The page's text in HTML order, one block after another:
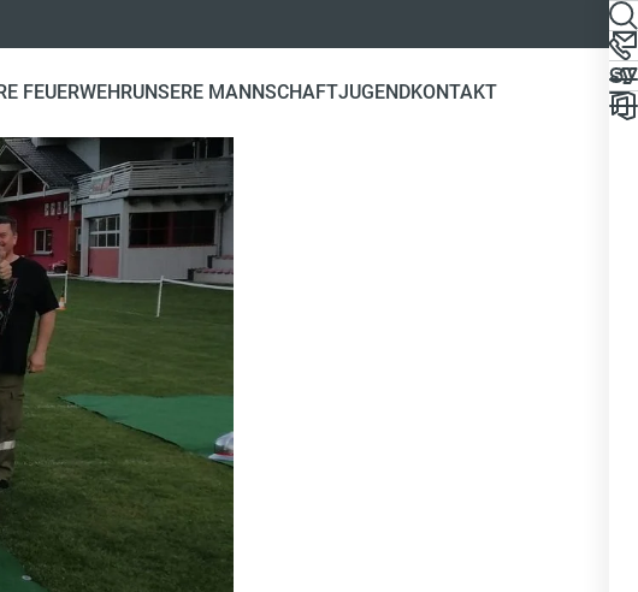
FEUERWEHRUNSERE MANNSCHAFTJUGENDKONTAKT